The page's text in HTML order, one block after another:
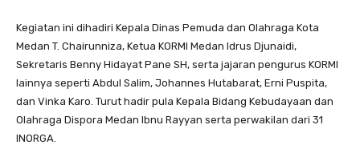
Kegiatan ini dihadiri Kepala Dinas Pemuda dan Olahraga Kota
Medan T. Chairunniza, Ketua KORMI Medan Idrus Djunaidi,
Sekretaris Benny Hidayat Pane SH, serta jajaran pengurus KORMI
lainnya seperti Abdul Salim, Johannes Hutabarat, Erni Puspita,
dan Vinka Karo. Turut hadir pula Kepala Bidang Kebudayaan dan
Olahraga Dispora Medan Ibnu Rayyan serta perwakilan dari 31
INORGA.